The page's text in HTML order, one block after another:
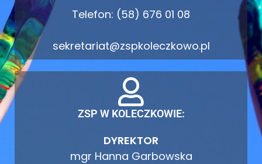
Telefon: (58) 676 01 08
sekretariat@zspkoleczkowo.pl
ZSP W KOLECZKOWIE:
DYREKTOR
mgr Hanna Garbowska